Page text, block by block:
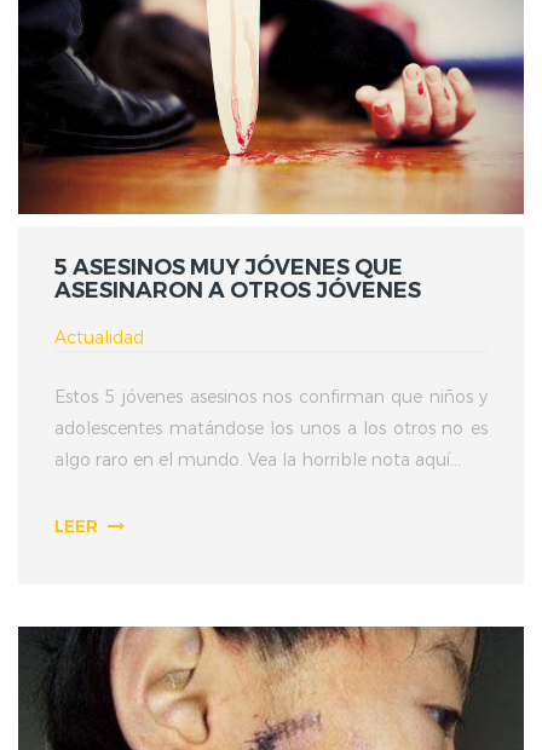
5 ASESINOS MUY JÓVENES QUE
ASESINARON A OTROS JÓVENES
Actualidad
Estos 5 jóvenes asesinos nos confirman que niños y
adolescentes matándose los unos a los otros no es
algo raro en el mundo. Vea la horrible nota aquí...
LEER